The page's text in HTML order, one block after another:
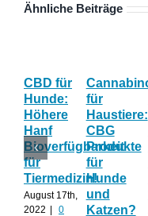
Ähnliche Beiträge
CBD für
Hunde:
Höhere
Hanf
Bioverfügbarkeit
für
Tiermedizin!
August 17th,
2022
0
für
Haustiere:
CBG
Produkte
für
Hunde
und
Katzen?